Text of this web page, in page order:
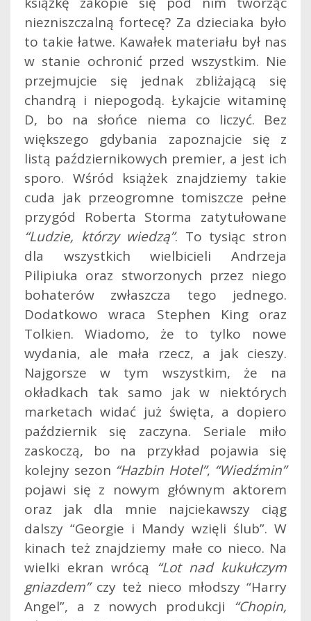
niezniszczalną fortecę? Za dzieciaka było
to takie łatwe. Kawałek materiału był nas
w stanie ochronić przed wszystkim. Nie
przejmujcie się jednak zbliżającą się
chandrą i niepogodą. Łykajcie witaminę
D, bo na słońce niema co liczyć. Bez
większego gdybania zapoznajcie się z
listą październikowych premier, a jest ich
sporo. Wśród książek znajdziemy takie
cuda jak przeogromne tomiszcze pełne
przygód Roberta Storma zatytułowane
“Ludzie, którzy wiedzą”. To tysiąc stron
dla wszystkich wielbicieli Andrzeja
Pilipiuka oraz stworzonych przez niego
bohaterów zwłaszcza tego jednego.
Dodatkowo wraca Stephen King oraz
Tolkien. Wiadomo, że to tylko nowe
wydania, ale mała rzecz, a jak cieszy.
Najgorsze w tym wszystkim, że na
okładkach tak samo jak w niektórych
marketach widać już święta, a dopiero
październik się zaczyna. Seriale miło
zaskoczą, bo na przykład pojawia się
kolejny sezon “Hazbin Hotel”, “Wiedźmin”
pojawi się z nowym głównym aktorem
oraz jak dla mnie najciekawszy ciąg
dalszy “Georgie i Mandy wzięli ślub”. W
kinach też znajdziemy małe co nieco. Na
wielki ekran wrócą “Lot nad kukułczym
gniazdem”czy też nieco młodszy “Harry
Angel”, a z nowych produkcji “Chopin,